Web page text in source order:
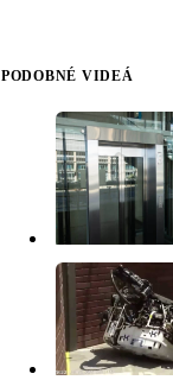
PODOBNÉ VIDEÁ